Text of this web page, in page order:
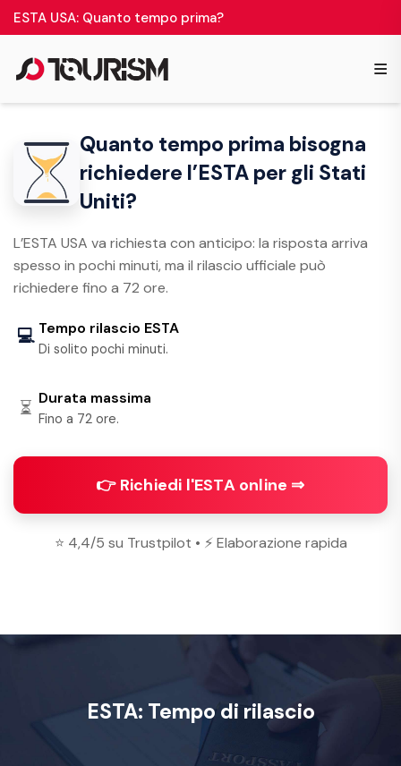
ESTA USA: Quanto tempo prima?
≡
Quanto tempo prima bisogna
richiedere l’ESTA per gli Stati
Uniti?
L’ESTA USA va richiesta con anticipo: la risposta arriva
spesso in pochi minuti, ma il rilascio ufficiale può
richiedere fino a 72 ore.
💻 Tempo rilascio ESTA
Di solito pochi minuti.
⏳ Durata massima
Fino a 72 ore.
👉 Richiedi l'ESTA online ⇒
⭐ 4,4/5 su Trustpilot • ⚡ Elaborazione rapida
ESTA: Tempo di rilascio